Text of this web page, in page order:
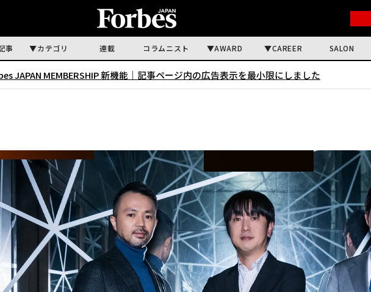
事 カテゴリ 連載 コラムニスト AWARD CAREER SALON
JAPAN MEMBERSHIP 新機能｜ 記事ページ内の広告表示を最小限にしました